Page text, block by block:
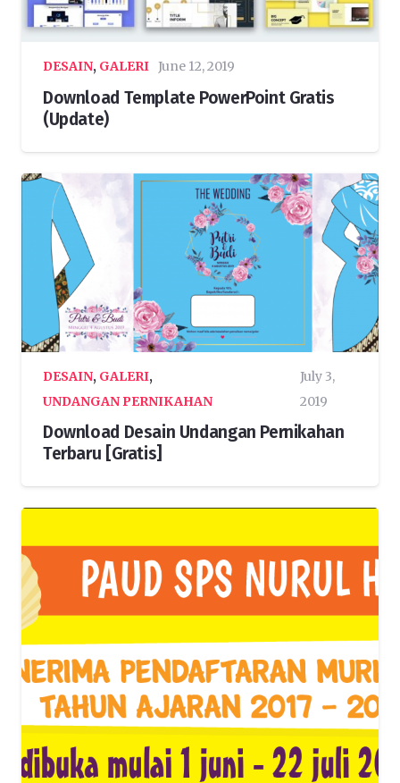
DESAIN, GALERI June 12, 2019
Download Template PowerPoint Gratis
(Update)
DESAIN, GALERI,
UNDANGAN PERNIKAHAN
July 3,
2019
Download Desain Undangan Pernikahan
Terbaru [Gratis]